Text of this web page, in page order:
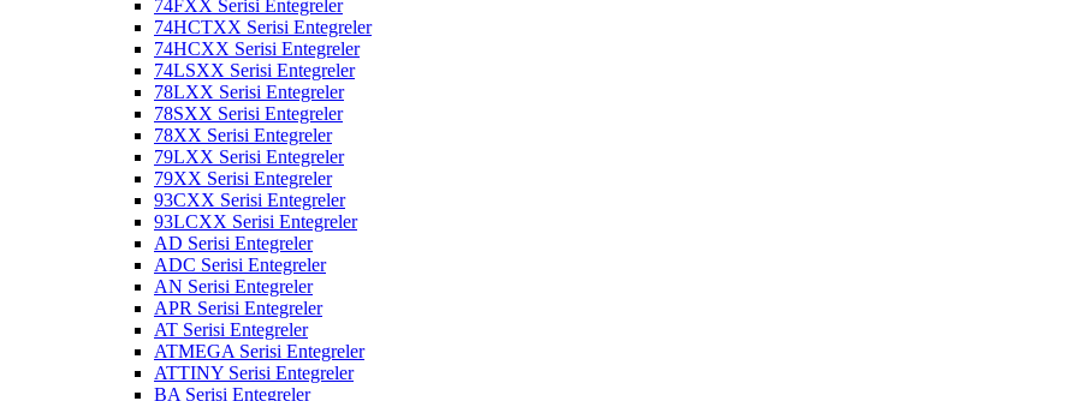
74FXX Serisi Entegreler
74HCTXX Serisi Entegreler
74HCXX Serisi Entegreler
74LSXX Serisi Entegreler
78LXX Serisi Entegreler
78SXX Serisi Entegreler
78XX Serisi Entegreler
79LXX Serisi Entegreler
79XX Serisi Entegreler
93CXX Serisi Entegreler
93LCXX Serisi Entegreler
AD Serisi Entegreler
ADC Serisi Entegreler
AN Serisi Entegreler
APR Serisi Entegreler
AT Serisi Entegreler
ATMEGA Serisi Entegreler
ATTINY Serisi Entegreler
BA Serisi Entegreler